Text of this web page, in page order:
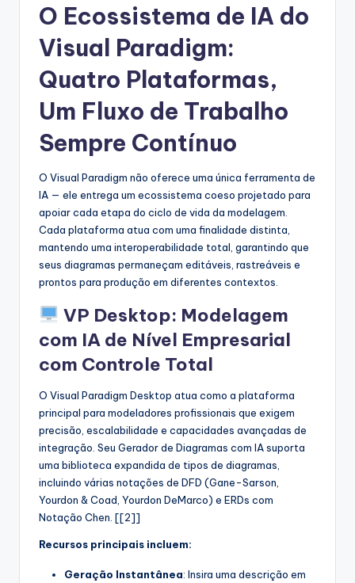
U
O Ecossistema de IA do
Visual Paradigm:
Quatro Plataformas,
Um Fluxo de Trabalho
Sempre Contínuo
O Visual Paradigm não oferece uma única ferramenta de
IA — ele entrega um ecossistema coeso projetado para
apoiar cada etapa do ciclo de vida da modelagem.
Cada plataforma atua com uma finalidade distinta,
mantendo uma interoperabilidade total, garantindo que
seus diagramas permaneçam editáveis, rastreáveis e
prontos para produção em diferentes contextos.
VP Desktop: Modelagem
com IA de Nível Empresarial
com Controle Total
O Visual Paradigm Desktop atua como a plataforma
principal para modeladores profissionais que exigem
precisão, escalabilidade e capacidades avançadas de
integração. Seu Gerador de Diagramas com IA suporta
uma biblioteca expandida de tipos de diagramas,
incluindo várias notações de DFD (Gane-Sarson,
Yourdon & Coad, Yourdon DeMarco) e ERDs com
Notação Chen. [[2]]
Recursos principais incluem:
Geração Instantânea: Insira uma descrição em